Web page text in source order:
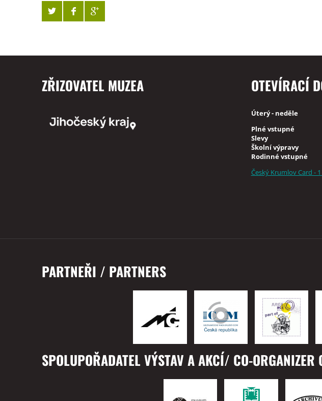
ZŘIZOVATEL MUZEA OTEVÍRACÍ
Úterý - neděle
Plné vstupné
Slevy
Školní výpravy
Rodinné vstupné
Český Krumlov Card -
PARTNEŘI / PARTNERS
SPOLUPOŘADATEL VÝSTAV A AKCÍ/ CO-ORGANIZER